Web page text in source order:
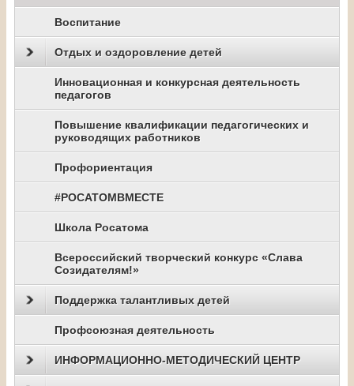
Воспитание
Отдых и оздоровление детей
Инновационная и конкурсная деятельность
педагогов
Повышение квалификации педагогических и
руководящих работников
Профориентация
#РОСАТОМВМЕСТЕ
Школа Росатома
Всероссийский творческий конкурс «Слава
Созидателям!»
Поддержка талантливых детей
Профсоюзная деятельность
ИНФОРМАЦИОННО-МЕТОДИЧЕСКИЙ ЦЕНТР